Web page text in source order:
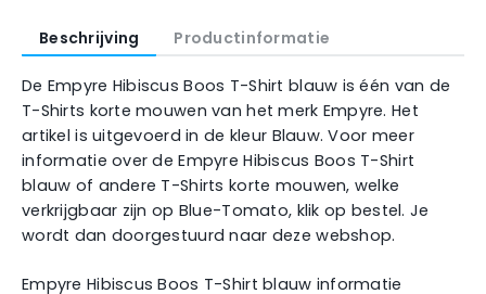
Beschrijving Productinformatie
De Empyre Hibiscus Boos T-Shirt blauw is één van de
T-Shirts korte mouwen van het merk Empyre. Het
artikel is uitgevoerd in de kleur Blauw. Voor meer
informatie over de Empyre Hibiscus Boos T-Shirt
blauw of andere T-Shirts korte mouwen, welke
verkrijgbaar zijn op Blue-Tomato, klik op bestel. Je
wordt dan doorgestuurd naar deze webshop.
Empyre Hibiscus Boos T-Shirt blauw informatie